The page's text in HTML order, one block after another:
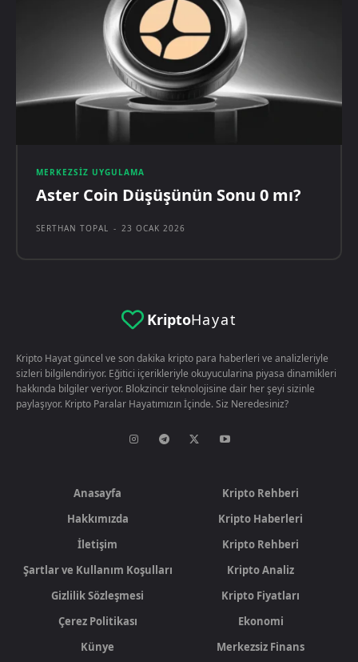
MERKEZSIZ UYGULAMA
Aster Coin Düşüşünün Sonu 0 mı?
SERTHAN TOPAL - 23 OCAK 2026
KriptoHayat
Kripto Hayat güncel ve son dakika kripto para haberleri ve analizleriyle
sizleri bilgilendiriyor. Eğitici içerikleriyle okuyucularina piyasa dinamikleri
hakkında bilgiler veriyor. Blokzincir teknolojisine dair her şeyi sizinle
paylaşıyor. Kripto Paralar Hayatımızın İçinde. Siz Neredesiniz?
Anasayfa
Hakkımızda
İletişim
Şartlar ve Kullanım Koşulları
Gizlilik Sözleşmesi
Çerez Politikası
Künye
Kripto Rehberi
Kripto Haberleri
Kripto Rehberi
Kripto Analiz
Kripto Fiyatları
Ekonomi
Merkezsiz Finans